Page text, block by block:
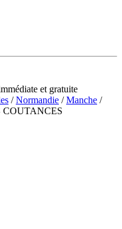
et gratuite
/Normandie /Manche /
COUTANCES